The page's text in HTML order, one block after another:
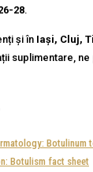
28.
și în Iași, Cluj,
suplimentare,
Botulinum
Botulism fact sheet